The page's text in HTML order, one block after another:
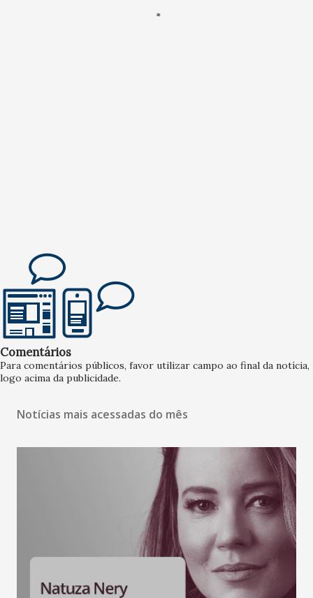
Comentários
Para comentários públicos, favor utilizar campo ao final da notícia,
logo acima da publicidade.
Notícias mais acessadas do mês